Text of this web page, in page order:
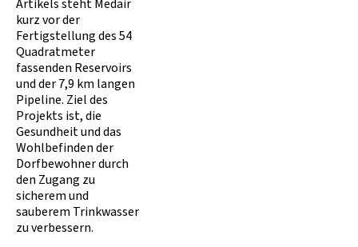
Artikels steht Medair
kurz vor der
Fertigstellung des 54
Quadratmeter
fassenden Reservoirs
und der 7,9 km langen
Pipeline. Ziel des
Projekts ist, die
Gesundheit und das
Wohlbefinden der
Dorfbewohner durch
den Zugang zu
sicherem und
sauberem Trinkwasser
zu verbessern.